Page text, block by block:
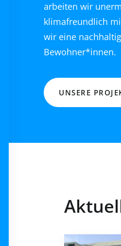
arbeiten wir
klimafreundlich
wir eine
Bewohner*innen.
UNSERE